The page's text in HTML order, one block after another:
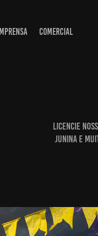
IMPRENSA
COMERCIAL
Licencie
junina e